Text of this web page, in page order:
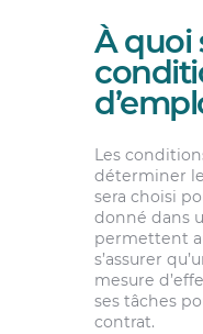
À quoi
Les
déterminer
sera choisi
donné dans
permettent
s’assurer
mesure
ses tâches
contrat.